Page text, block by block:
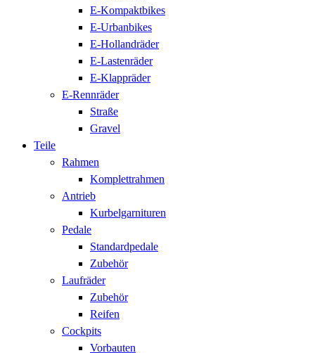
E-Kompaktbikes
E-Urbanbikes
E-Hollandräder
E-Lastenräder
E-Klappräder
E-Rennräder
Straße
Gravel
Teile
Rahmen
Komplettrahmen
Antrieb
Kurbelgarnituren
Pedale
Standardpedale
Zubehör
Laufräder
Zubehör
Reifen
Cockpits
Vorbauten